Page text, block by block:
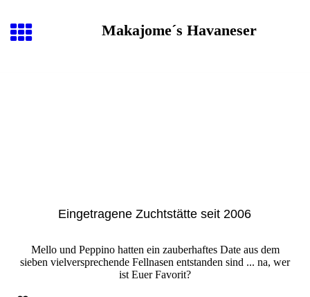
Makajome´s Havaneser
Eingetragene Zuchtstätte seit 2006
Mello und Peppino hatten ein zauberhaftes Date aus dem
sieben vielversprechende Fellnasen entstanden sind ... na, wer
ist Euer Favorit?